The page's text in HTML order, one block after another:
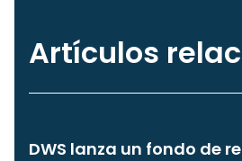
Artículos
DWS lanza un fondo de